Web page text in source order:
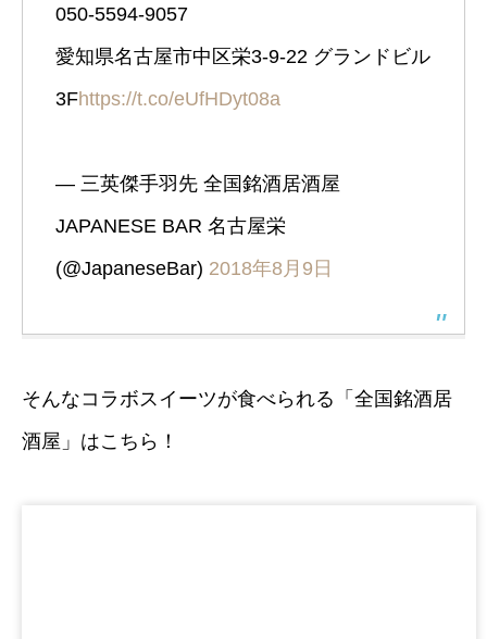
050-5594-9057
愛知県名古屋市中区栄3-9-22 グランドビル
3Fhttps://t.co/eUfHDyt08a
— 三英傑手羽先 全国銘酒居酒屋
JAPANESE BAR 名古屋栄
(@JapaneseBar) 2018年8月9日
そんなコラボスイーツが食べられる「全国銘酒居
酒屋」はこちら！